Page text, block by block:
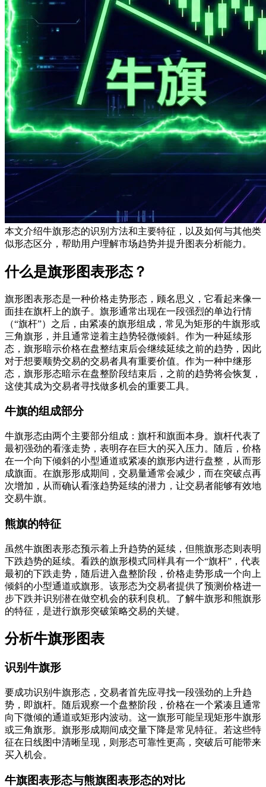
本文介绍牛旗形态的识别方法和主要特征，以及如何与其他类
似形态区分，帮助用户理解市场趋势并提升图表分析能力。
什么是旗形图表形态？
旗形图表形态是一种价格走势形态，顾名思义，它看起来像一
面挂在旗杆上的旗子。旗形通常出现在一段强烈的单边行情
（“旗杆”）之后，由紧凑的旗形组成，常见为矩形的牛旗形或
三角旗形，并且通常逆着主趋势轻微倾斜。作为一种延续形
态，旗形暗示价格在盘整结束后会继续延续之前的趋势，因此
对于想要顺势交易的交易者具有重要价值。作为一种中继形
态，旗形形态暗示在盘整阶段结束后，之前的趋势将会恢复，
这使其成为交易者寻找做多机会的重要工具。
牛旗的组成部分
牛旗形态由两个主要部分组成：旗杆和旗面本身。旗杆代表了
最初强劲的看涨走势，表明存在巨大的买入压力。随后，价格
在一个向下倾斜的小型通道或紧凑的旗形内进行盘整，从而形
成旗面。在旗形形成期间，交易量通常会减少，而在突破点再
次增加，从而确认看涨趋势延续的潜力，让交易者能够有效地
交易牛旗。
熊旗的特征
虽然牛旗图表形态预示着上升趋势的延续，但熊旗形态则表明
下跌趋势的延续。看跌的旗形模式同样具有一个“旗杆”，代表
最初的下跌走势，随后进入盘整阶段，价格走势形成一个向上
倾斜的小型通道或旗形。该形态为交易者提供了预测价格进一
步下跌并识别潜在做空机会的获利良机。了解牛旗形和熊旗形
的特征，是进行旗形突破策略交易的关键。
分析牛旗形图表
识别牛旗形
要成功识别牛旗形态，交易者首先应寻找一段强劲的上升趋
势，即旗杆。随后观察一个盘整阶段，价格在一个紧凑且通常
向下微倾的通道或矩形内波动。这一旗形可能呈现矩形牛旗形
或三角旗形。旗形形成期间成交量下降是常见特征。若这些特
征在日线图中清晰呈现，则形态可靠性更高，突破后可能带来
买入机会。
牛旗图表形态与熊旗图表形态的对比